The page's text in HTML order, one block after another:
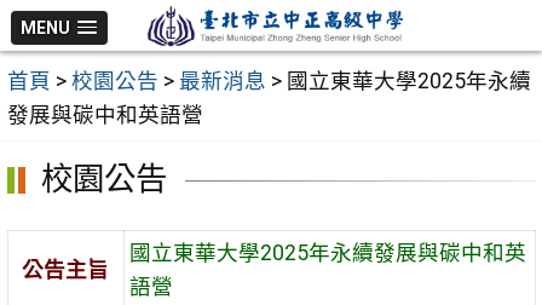
跳
至
主
要
MENU
首頁 > 校園公告 > 最新消息 > 國立東華大學2025年永續
發展與碳中和英語營
校園公告
公告主旨
國立東華大學2025年永續發展與碳中和英
語營